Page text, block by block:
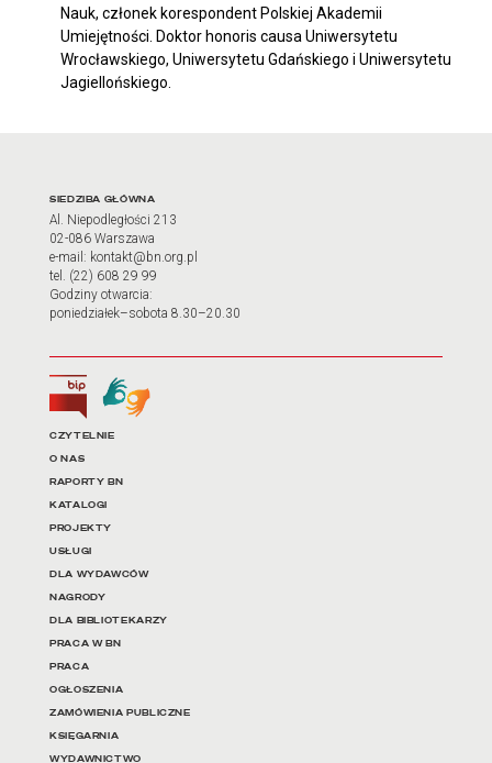
Nauk, członek korespondent Polskiej Akademii
Umiejętności. Doktor honoris causa Uniwersytetu
Wrocławskiego, Uniwersytetu Gdańskiego i Uniwersytetu
Jagiellońskiego.
Adres oraz godziny
SIEDZIBA GŁÓWNA
Al. Niepodległości 213
02-086 Warszawa
e-mail: kontakt@bn.org.pl
tel. (22) 608 29 99
Godziny otwarcia:
poniedziałek–sobota 8.30–20.30
Biuletyn Informacji Publicznej
Tłumacz języka migowego
Linki do najważniejszych
CZYTELNIE
O NAS
RAPORTY BN
KATALOGI
PROJEKTY
USŁUGI
DLA WYDAWCÓW
NAGRODY
DLA BIBLIOTEKARZY
PRACA W BN
PRACA
OGŁOSZENIA
ZAMÓWIENIA PUBLICZNE
KSIĘGARNIA
WYDAWNICTWO